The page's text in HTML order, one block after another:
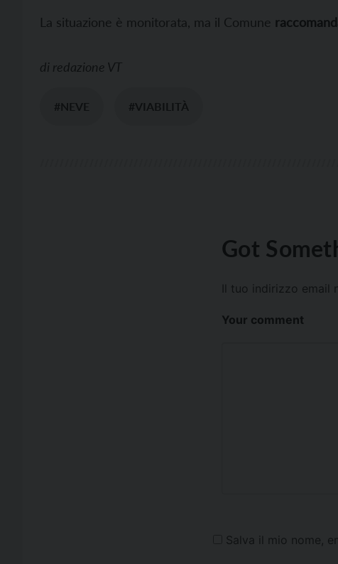
La situazione è monitorata, ma il Comune
di redazione VT
#NEVE #VIABILITÀ
Got
Il tuo indirizzo email
Your comment
Salva il mio nome,